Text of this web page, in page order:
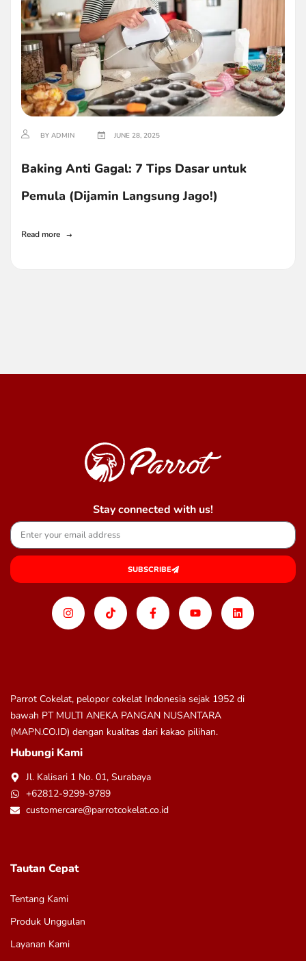
BY ADMIN JUNE 28, 2025
Baking Anti Gagal: 7 Tips Dasar untuk
Pemula (Dijamin Langsung Jago!)
Read more
Parrot Cokelat, pelopor cokelat Indonesia sejak 1952 di
bawah PT MULTI ANEKA PANGAN NUSANTARA
(MAPN.CO.ID) dengan kualitas dari kakao pilihan.
Hubungi Kami
Jl. Kalisari 1 No. 01, Surabaya
+62812-9299-9789
customercare@parrotcokelat.co.id
Stay connected with us!
SUBSCRIBE
Tautan Cepat
Tentang Kami
Produk Unggulan
Layanan Kami